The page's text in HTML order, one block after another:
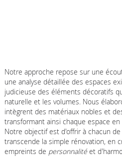
Notre approche repose sur une
une analyse détaillée des espaces
judicieuse des éléments décoratifs
naturelle et les volumes. Nous
intègrent des matériaux nobles et
transformant ainsi chaque espace
Notre objectif est d'offrir à chacun
transcende la simple rénovation, en
empreints de personnalitéet